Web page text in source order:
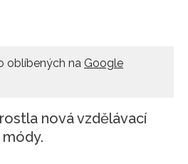
oblíbených na Google
nová vzdělávací